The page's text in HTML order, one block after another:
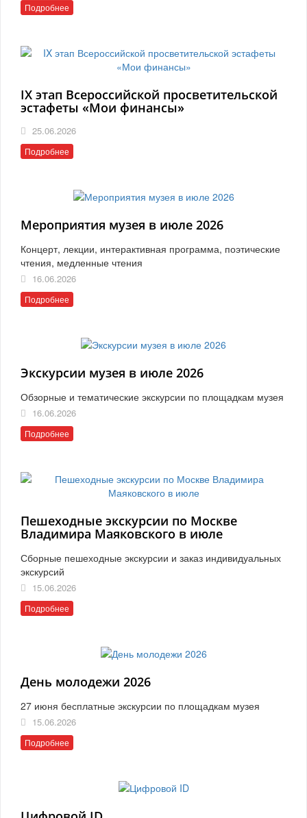
Подробнее
IX этап Всероссийской просветительской
эстафеты «Мои финансы»
25.06.2026
Подробнее
Мероприятия музея в июле 2026
Концерт, лекции, интерактивная программа, поэтические
чтения, медленные чтения
16.06.2026
Подробнее
Экскурсии музея в июле 2026
Обзорные и тематические экскурсии по площадкам музея
16.06.2026
Подробнее
Пешеходные экскурсии по Москве
Владимира Маяковского в июле
Сборные пешеходные экскурсии и заказ индивидуальных
экскурсий
15.06.2026
Подробнее
День молодежи 2026
27 июня бесплатные экскурсии по площадкам музея
15.06.2026
Подробнее